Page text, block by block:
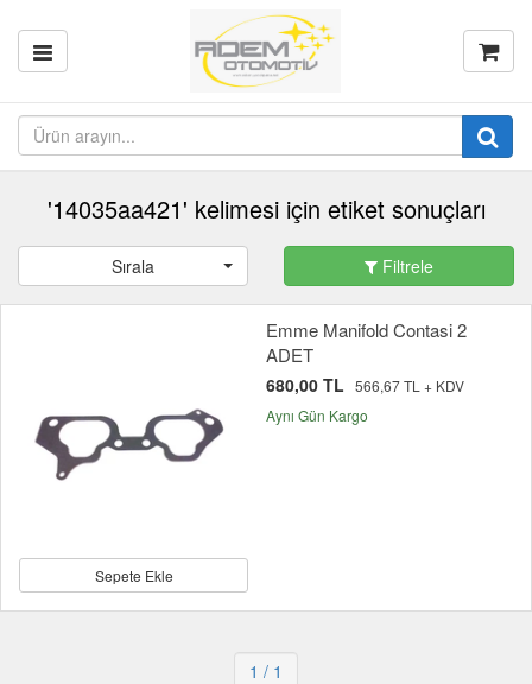
'14035aa421' kelimesi için etiket sonuçları
Sırala Filtrele
Sepete Ekle
Emme Manifold Contasi 2
ADET
680,00 TL 566,67 TL + KDV
Aynı Gün Kargo
1 / 1